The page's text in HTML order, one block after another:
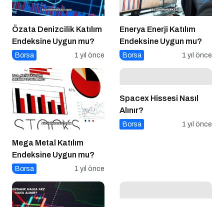
Özata Denizcilik Katılım
Endeksine Uygun mu?
Borsa 1 yıl önce
Enerya Enerji Katılım
Endeksine Uygun mu?
Borsa 1 yıl önce
Mega Metal Katılım
Endeksine Uygun mu?
Borsa 1 yıl önce
Spacex Hissesi Nasıl
Alınır?
Borsa 1 yıl önce